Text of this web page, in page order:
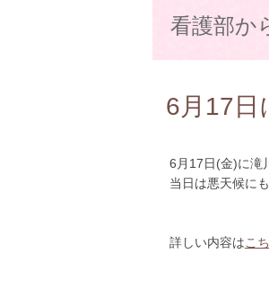
看護部か
6月17日
6月17日(金)に滝
当日は悪天候にも
詳しい内容はこ